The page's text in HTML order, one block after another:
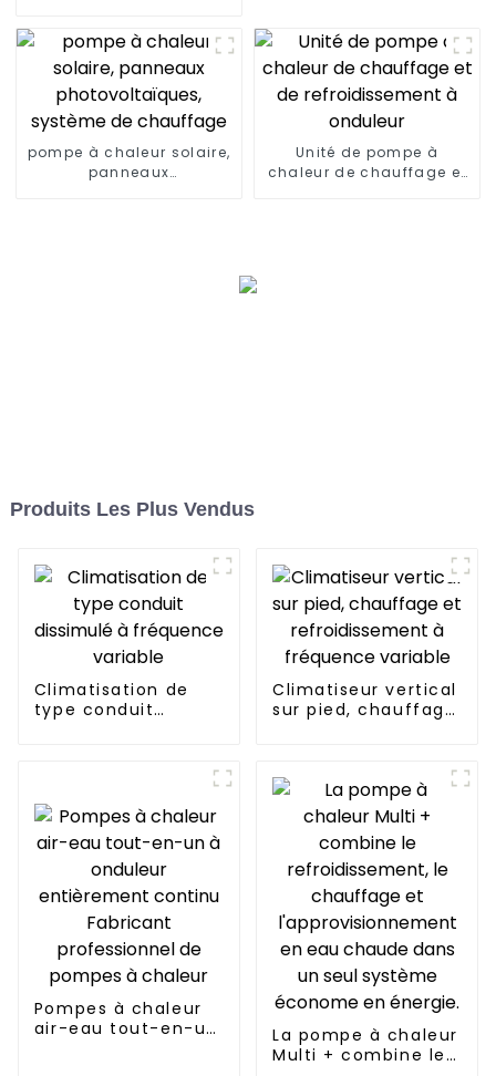
chaleur
pompe à chaleur solaire,
panneaux
Unité de pompe à
chaleur de chauffage et
Produits Les Plus Vendus
Climatisation de
type conduit
Climatiseur vertical
sur pied, chauffage
Pompes à chaleur
air-eau tout-en-un
La pompe à chaleur
Multi + combine le